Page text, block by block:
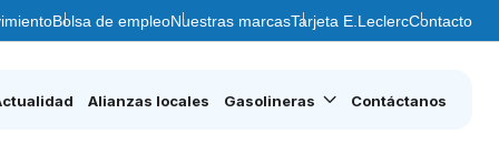
Bolsa de empleoNuestras marcasTarjeta E.LeclercContacto
Alianzas locales Gasolineras Contáctanos